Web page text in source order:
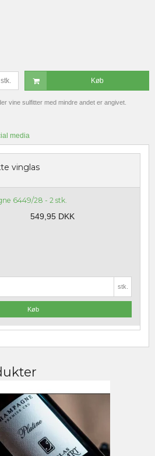
stk. Køb
vine sulfitter med mindre andet er angivet.
media
vinglas
6449/28 - 2 stk.
549,95 DKK
stk.
Køb